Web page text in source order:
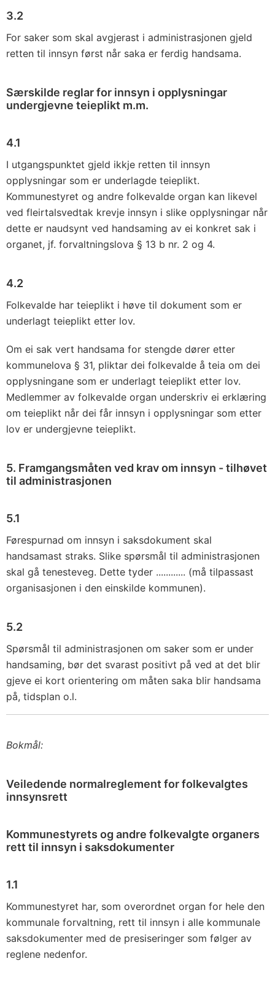
3.2
For saker som skal avgjerast i administrasjonen gjeld
retten til inn­syn først når saka er ferdig handsama.
Særskilde reglar for innsyn i opplysningar
undergjevne teieplikt m.m.
4.1
I utgangspunktet gjeld ikkje retten til innsyn
opplysningar som er underlagde teieplikt.
Kommunestyret og andre folkevalde organ kan likevel
ved fleirtalsvedtak krevje innsyn i slike opplysningar når
dette er naudsynt ved handsaming av ei konkret sak i
organet, jf. forvalt­ningslova § 13 b nr. 2 og 4.
4.2
Folkevalde har teieplikt i høve til dokument som er
underlagt teie­plikt etter lov.
Om ei sak vert hand­sama for stengde dører etter
kommunelova § 31, pliktar dei folkevalde å teia om dei
opplysningane som er underlagt teieplikt etter lov.
Med­lemmer av folkevalde organ underskriv ei erklæring
om teieplikt når dei får innsyn i opplysningar som etter
lov er undergjevne teieplikt.
5. Framgangsmåten ved krav om innsyn - tilhøvet
til administrasjonen
5.1
Førespurnad om innsyn i saksdokument skal
handsamast straks. Slike spørsmål til administrasjonen
skal gå tenesteveg. Dette tyder ............ (må tilpassast
organisasjonen i den einskilde kommunen).
5.2
Spørsmål til administrasjonen om saker som er under
handsaming, bør det svarast positivt på ved at det blir
gjeve ei kort orientering om måten saka blir handsama
på, tidsplan o.l.
Bokmål:
Veiledende normalreglement for folkevalgtes
innsynsrett
Kommunestyrets og andre folkevalgte organers
rett til innsyn i saksdokumenter
1.1
Kommunestyret har, som overordnet organ for hele den
kommunale forvaltning, rett til innsyn i alle kommunale
saksdokumenter med de presiseringer som følger av
reglene nedenfor.